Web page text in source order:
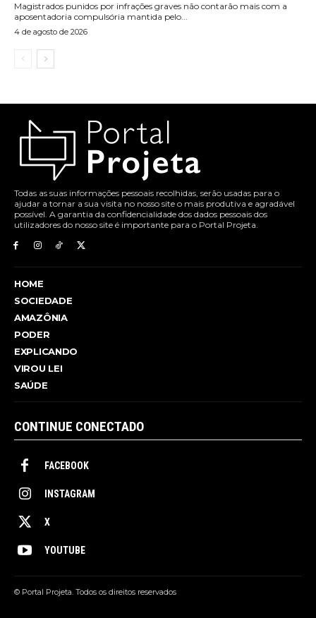
Magistrados punidos por infrações graves não contarão mais com a
aposentadoria compulsória mantida pelo...
4 de agosto de 2026
Todas as suas informações pessoais recolhidas, serão usadas para o
ajudar a tornar a sua visita no nosso site o mais produtiva e agradável
possível. A garantia da confidencialidade dos dados pessoais dos
utilizadores do nosso site é importante para o Portal Projeta.
HOME
SOCIEDADE
AMAZÔNIA
PODER
EXPLICANDO
VIROU LEI
SAÚDE
CONTINUE CONECTADO
FACEBOOK
INSTAGRAM
X
YOUTUBE
© Portal Projeta. Todos os direitos reservados